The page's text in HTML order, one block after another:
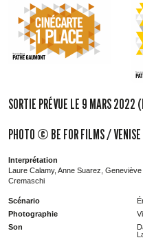
SORTIE PRÉVUE LE 9 MARS 2022
PHOTO © BE FOR FILMS / VENISE
Interprétation
Laure Calamy, Anne Suarez,
Cremaschi
Scénario
Photographie
Son